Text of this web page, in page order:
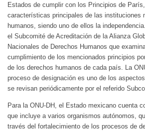
Estados de cumplir con los Principios de
características principales de las instituciones
humanos, siendo uno de ellos la
el Subcomité de Acreditación de la Alianza
Nacionales de Derechos Humanos que
cumplimiento de los mencionados principios
de los derechos humanos de cada país. La
proceso de designación es uno de los
se revisan periódicamente por el referido
Para la ONU-DH, el Estado mexicano cuenta
que incluye a varios organismos autónomos,
través del fortalecimiento de los procesos de